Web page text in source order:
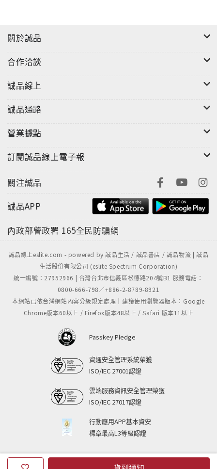
關於誠品
合作洽談
誠品線上
誠品通路
營業據點
訂閱誠品線上電子報
關注誠品
誠品APP
內政部警政署 165全民防騙網
誠品線上eslite.com - powered by 誠品生活 / 誠品書店 / 誠品物流 | 誠品
生活股份有限公司 (eslite Spectrum Corporation)
統一編號：27952966 | 台灣台北市信義區松德路204號B1 服務電話：
0800-666-798／+886-2-8789-8921
本網站已依台灣網站內容分級規定處理｜建議使用瀏覽器版本：Google
Chrome版本60以上 / Firefox版本48以上 / Safari 版本11以上
Passkey Pledge
資通安全管理系統榮獲
ISO/IEC 27001認證
雲端服務資訊安全管理榮獲
ISO/IEC 27017認證
行動應用APP基本資安
標章最高L3等級認證